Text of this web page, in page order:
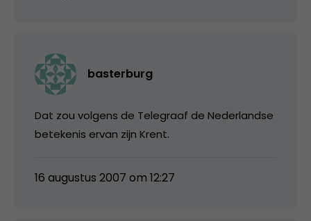
basterburg
Dat zou volgens de Telegraaf de Nederlandse
betekenis ervan zijn Krent.
16 augustus 2007 om 12:27